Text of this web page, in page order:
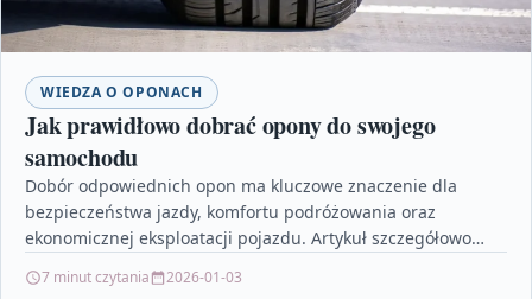
WIEDZA O OPONACH
Jak prawidłowo dobrać opony do swojego
samochodu
Dobór odpowiednich opon ma kluczowe znaczenie dla
bezpieczeństwa jazdy, komfortu podróżowania oraz
ekonomicznej eksploatacji pojazdu. Artykuł szczegółowo
7 minut czytania 2026-01-03